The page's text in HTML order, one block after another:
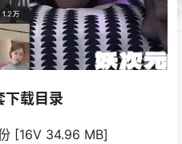
下载目录
[16V 34.96 MB]